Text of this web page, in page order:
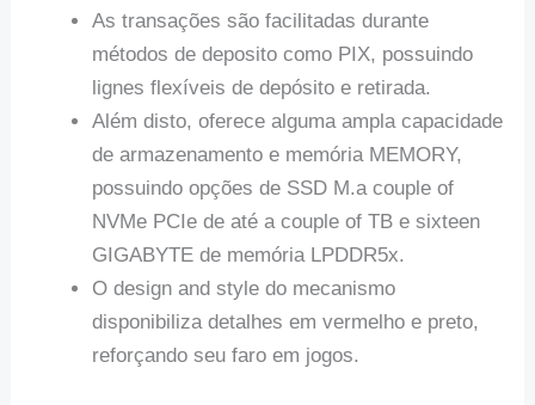
As transações são facilitadas durante
métodos de deposito como PIX, possuindo
lignes flexíveis de depósito e retirada.
Além disto, oferece alguma ampla capacidade
de armazenamento e memória MEMORY,
possuindo opções de SSD M.a couple of
NVMe PCIe de até a couple of TB e sixteen
GIGABYTE de memória LPDDR5x.
O design and style do mecanismo
disponibiliza detalhes em vermelho e preto,
reforçando seu faro em jogos.